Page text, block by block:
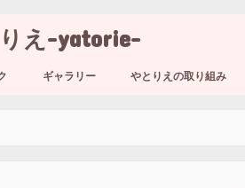
え-yatorie-
ギャラリー やとりえの取り組み